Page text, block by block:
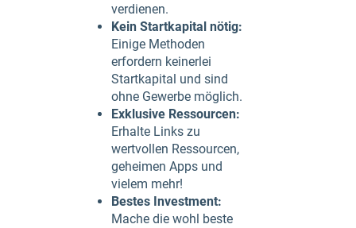
verdienen.
Kein Startkapital nötig:
Einige Methoden
erfordern keinerlei
Startkapital und sind
ohne Gewerbe möglich.
Exklusive Ressourcen:
Erhalte Links zu
wertvollen Ressourcen,
geheimen Apps und
vielem mehr!
Bestes Investment:
Mache die wohl beste